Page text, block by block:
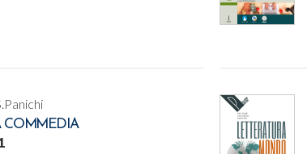
COMMEDIA